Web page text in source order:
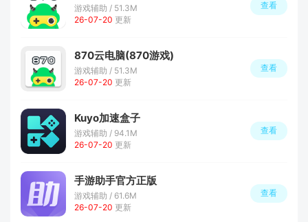
游戏辅助 / 51.3M
26-07-20 更新
查看
870云电脑(870游戏)
游戏辅助 / 51.3M
26-07-20 更新
查看
Kuyo加速盒子
游戏辅助 / 94.1M
26-07-20 更新
查看
手游助手官方正版
游戏辅助 / 61.6M
26-07-20 更新
查看